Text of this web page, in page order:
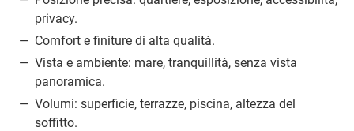
privacy.
Comfort e finiture di alta qualità.
Vista e ambiente: mare, tranquillità, senza vista
panoramica.
Volumi: superficie, terrazze, piscina, altezza del
soffitto.